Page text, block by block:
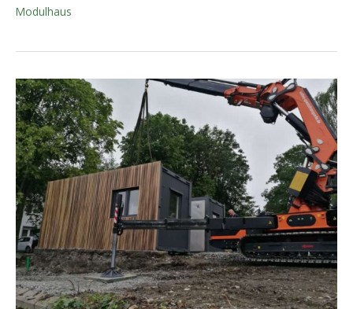
Modulhaus